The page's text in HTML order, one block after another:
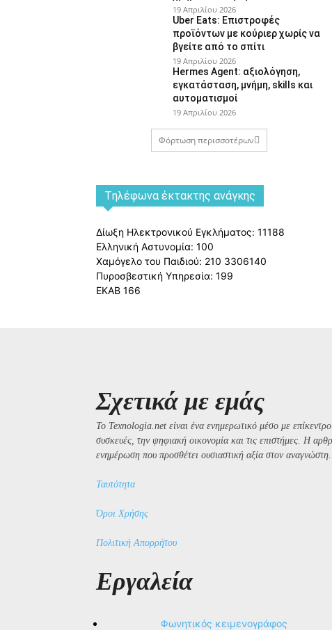
19 Απριλίου 2026
Uber Eats: Επιστροφές
προϊόντων με κούριερ χωρίς να
βγείτε από το σπίτι
19 Απριλίου 2026
Hermes Agent: αξιολόγηση,
εγκατάσταση, μνήμη, skills και
αυτοματισμοί
19 Απριλίου 2026
Φόρτωση περισσοτέρων
Tηλέφωνα έκτακτης ανάγκης
Δίωξη Ηλεκτρονικού Εγκλήματος: 11188
Ελληνική Αστυνομία: 100
Χαμόγελο του Παιδιού: 210 3306140
Πυροσβεστική Υπηρεσία: 199
ΕΚΑΒ 166
Σχετικά με εμάς
Το Texnologia.net είναι ένα ενημερωτικό μέσο με επίκεντρο
συσκευές, την ψηφιακή οικονομία και τις επιστήμες. Η
ενημέρωση που προσθέτει ουσιαστική αξία στον αναγνώστη..
Ταυτότητα
Όροι Χρήσης
Πολιτική Απορρήτου
Εργαλεία
Φωνητικός κειμενογράφος